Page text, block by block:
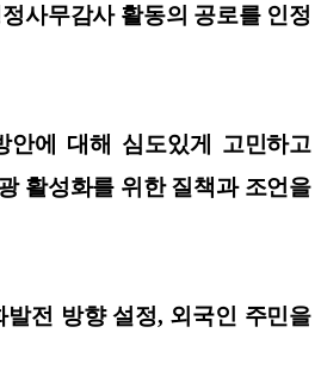
사무감사 활동의 공로를 인정
안에 대해 심도있게 고민하고
활성화를 위한 질책과 조언을
전 방향 설정, 외국인 주민을